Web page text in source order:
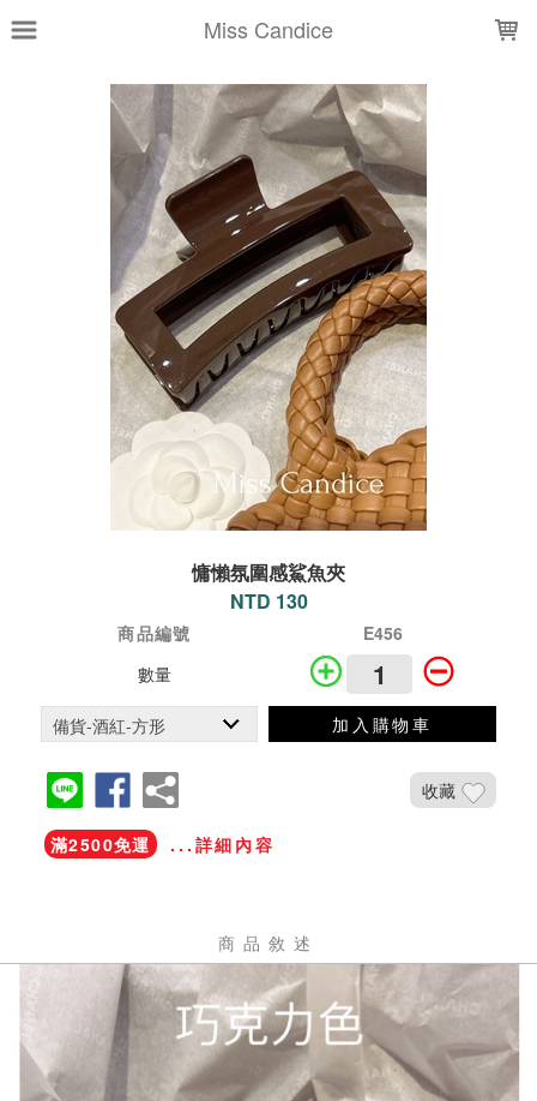
Miss Candice
慵懶氛圍感鯊魚夾
NTD 130
商品編號
E456
數量
加入購物車
收藏
滿2500免運 ...詳細內容
商品敘述